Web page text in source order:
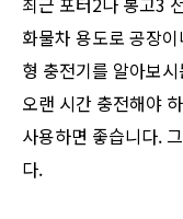
화물차 용도로 공장
형 충전기를 알아보
오랜 시간 충전해야
사용하면 좋습니다.
다.